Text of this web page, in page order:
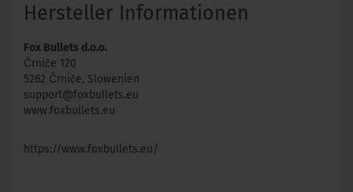
Hersteller Informationen
Fox Bullets d.o.o.
Črniče 120
5262 Črniče, Slowenien
support@foxbullets.eu
www.foxbullets.eu
https://www.foxbullets.eu/